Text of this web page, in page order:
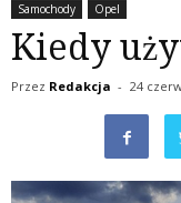
Samochody Opel
Kiedy
Przez Redakcja - 24